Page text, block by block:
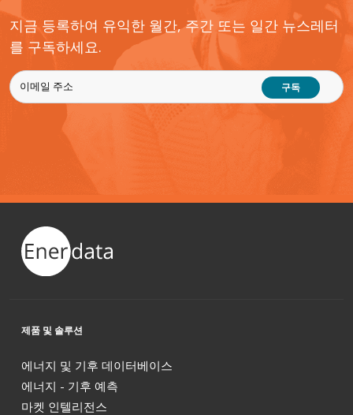
지금 등록하여 유익한 월간, 주간 또는 일간 뉴스레터
를 구독하세요.
구독
제품 및 솔루션
에너지 및 기후 데이터베이스
에너지 - 기후 예측
마켓 인텔리전스